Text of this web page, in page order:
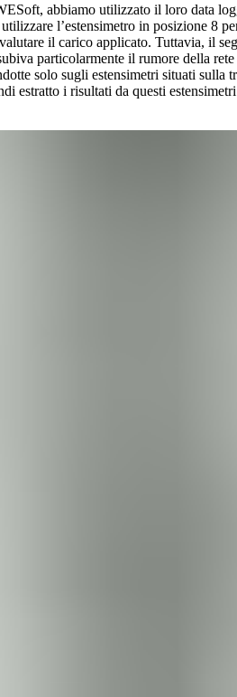
abbiamo utilizzato il loro data
l’estensimetro in posizione 8
il carico applicato. Tuttavia, il
particolarmente il rumore della
solo sugli estensimetri situati sulla
estratto i risultati da questi